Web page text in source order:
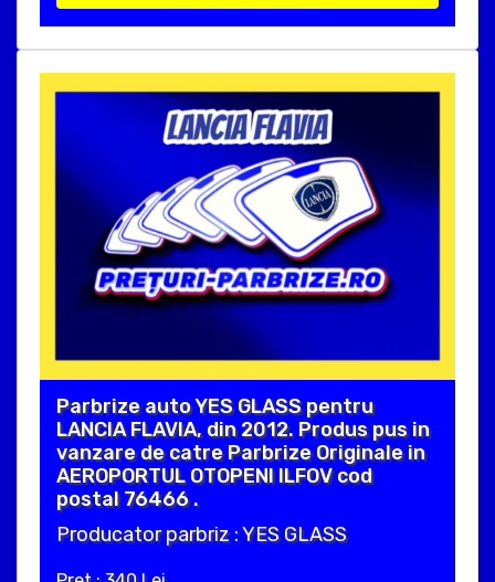
Parbrize auto YES GLASS pentru
LANCIA FLAVIA, din 2012. Produs pus in
vanzare de catre Parbrize Originale in
AEROPORTUL OTOPENI ILFOV cod
postal 76466 .
Producator parbriz : YES GLASS